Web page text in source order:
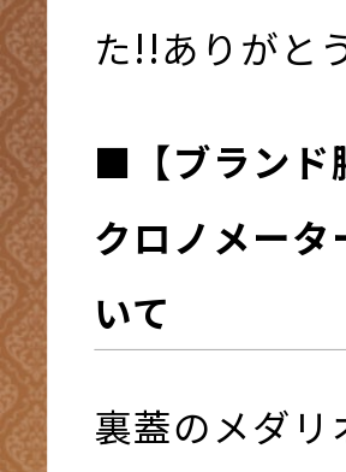
た!!ありがと
■【ブランド
クロノメー
いて
裏蓋のメダ